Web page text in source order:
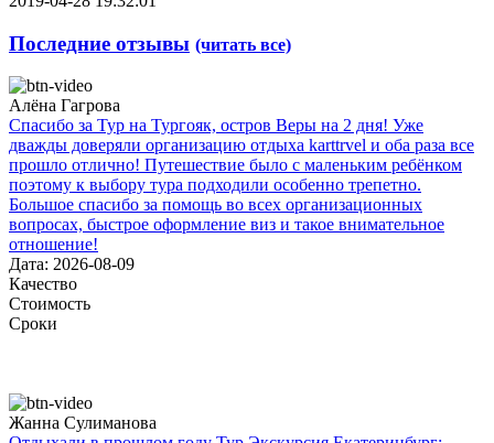
Последние отзывы (читать все)
Алёна Гагрова
Спасибо за Тур на Тургояк, остров Веры на 2 дня! Уже
дважды доверяли организацию отдыха karttrvel и оба раза все
прошло отлично! Путешествие было с маленьким ребёнком
поэтому к выбору тура подходили особенно трепетно.
Большое спасибо за помощь во всех организационных
вопросах, быстрое оформление виз и такое внимательное
отношение!
Дата: 2026-08-09
Качество
Стоимость
Сроки
Жанна Сулиманова